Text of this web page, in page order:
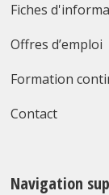
Fiches
Offres d’emploi
Formation
Contact
Navigation